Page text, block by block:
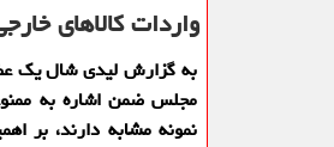
واردات کالاهای
به گزارش لیدی شال یک
مجلس ضمن اشاره به
نمونه مشابه دارند، بر